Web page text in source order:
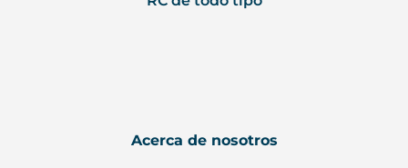
-
m
Acerca de nosotros